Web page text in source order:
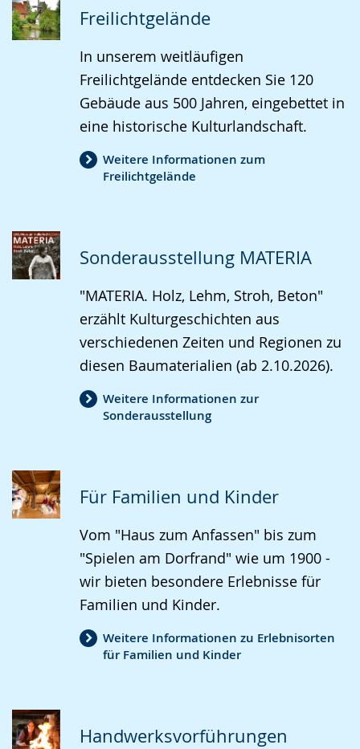
wird
angezeigt.
Freilichtgelände
In unserem weitläufigen
Freilichtgelände entdecken Sie 120
Gebäude aus 500 Jahren, eingebettet in
eine historische Kulturlandschaft.
Weitere Informationen zum
Freilichtgelände
Sonderausstellung MATERIA
"MATERIA. Holz, Lehm, Stroh, Beton"
erzählt Kulturgeschichten aus
verschiedenen Zeiten und Regionen zu
diesen Baumaterialien (ab 2.10.2026).
Weitere Informationen zur
Sonderausstellung
Für Familien und Kinder
Vom "Haus zum Anfassen" bis zum
"Spielen am Dorfrand" wie um 1900 -
wir bieten besondere Erlebnisse für
Familien und Kinder.
Weitere Informationen zu Erlebnisorten
für Familien und Kinder
Handwerksvorführungen